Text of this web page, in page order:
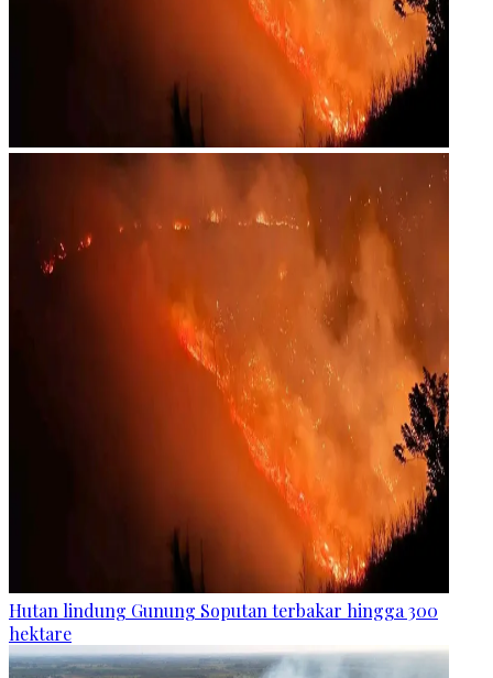
Hutan lindung Gunung Soputan terbakar hingga 300
hektare